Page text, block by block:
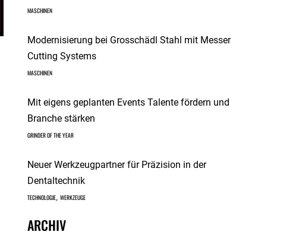
MASCHINEN
Modernisierung bei Grosschädl Stahl mit Messer
Cutting Systems
MASCHINEN
Mit eigens geplanten Events Talente fördern und
Branche stärken
GRINDER OF THE YEAR
Neuer Werkzeugpartner für Präzision in der
Dentaltechnik
TECHNOLOGIE, WERKZEUGE
ARCHIV